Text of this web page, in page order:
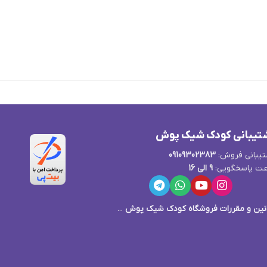
کودک شیک پوش
فروش:09109302383
پاسخگویی:9 الی 16
و مقررات فروشگاه کودک شیک پوش ...